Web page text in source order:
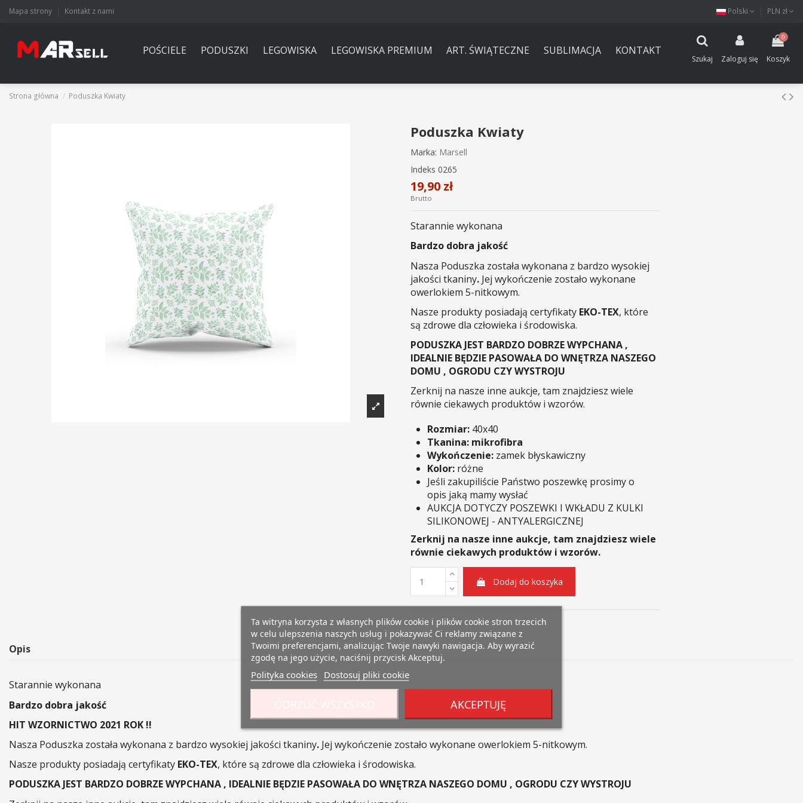
Mapa strony Kontakt z nami Polski PLN zł
POŚCIELE PODUSZKI LEGOWISKA LEGOWISKA PREMIUM ART. ŚWIĄTECZNE SUBLIMACJA KONTAKT
Szukaj Zaloguj się
0
Koszyk
Ta witryna korzysta z własnych plików cookie i plików cookie stron trzecich
w celu ulepszenia naszych usług i pokazywać Ci reklamy związane z
Twoimi preferencjami, analizując Twoje nawyki nawigacja. Aby wyrazić
zgodę na jego użycie, naciśnij przycisk Akceptuj.
Polityka cookies Dostosuj pliki cookie
AKCEPTUJĘ
Strona główna Poduszka Kwiaty
Poduszka Kwiaty
Marka: Marsell
Indeks 0265
19,90 zł
Brutto
Starannie wykonana
Bardzo dobra jakość
Nasza Poduszka została wykonana z bardzo wysokiej
jakości tkaniny. Jej wykończenie zostało wykonane
owerlokiem 5-nitkowym.
Nasze produkty posiadają certyfikaty EKO-TEX, które
są zdrowe dla człowieka i środowiska.
PODUSZKA JEST BARDZO DOBRZE WYPCHANA ,
IDEALNIE BĘDZIE PASOWAŁA DO WNĘTRZA NASZEGO
DOMU , OGRODU CZY WYSTROJU
Zerknij na nasze inne aukcje, tam znajdziesz wiele
równie ciekawych produktów i wzorów.
Rozmiar: 40x40
Tkanina: mikrofibra
Wykończenie: zamek błyskawiczny
Kolor: różne
Jeśli zakupiliście Państwo poszewkę prosimy o
opis jaką mamy wysłać
AUKCJA DOTYCZY POSZEWKI I WKŁADU Z KULKI
SILIKONOWEJ - ANTYALERGICZNEJ
Zerknij na nasze inne aukcje, tam znajdziesz wiele
równie ciekawych produktów i wzorów.
Dodaj do koszyka
Opis
Starannie wykonana
Bardzo dobra jakość
HIT WZORNICTWO 2021 ROK !!
Nasza Poduszka została wykonana z bardzo wysokiej jakości tkaniny. Jej wykończenie zostało wykonane owerlokiem 5-nitkowym.
Nasze produkty posiadają certyfikaty EKO-TEX, które są zdrowe dla człowieka i środowiska.
PODUSZKA JEST BARDZO DOBRZE WYPCHANA , IDEALNIE BĘDZIE PASOWAŁA DO WNĘTRZA NASZEGO DOMU , OGRODU CZY WYSTROJU